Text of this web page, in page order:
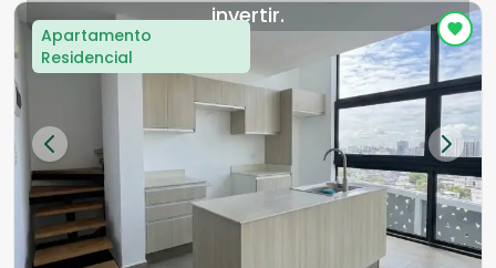
invertir.
Apartamento
Residencial